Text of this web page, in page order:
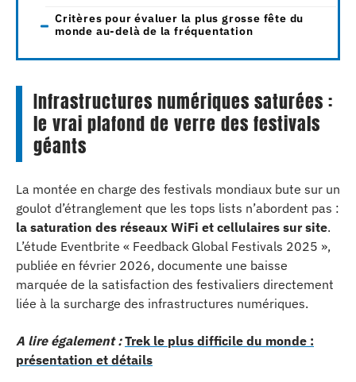
Critères pour évaluer la plus grosse fête du
monde au-delà de la fréquentation
Infrastructures numériques saturées :
le vrai plafond de verre des festivals
géants
La montée en charge des festivals mondiaux bute sur un
goulot d’étranglement que les tops lists n’abordent pas :
la saturation des réseaux WiFi et cellulaires sur site.
L’étude Eventbrite « Feedback Global Festivals 2025 »,
publiée en février 2026, documente une baisse
marquée de la satisfaction des festivaliers directement
liée à la surcharge des infrastructures numériques.
A lire également : Trek le plus difficile du monde :
présentation et détails